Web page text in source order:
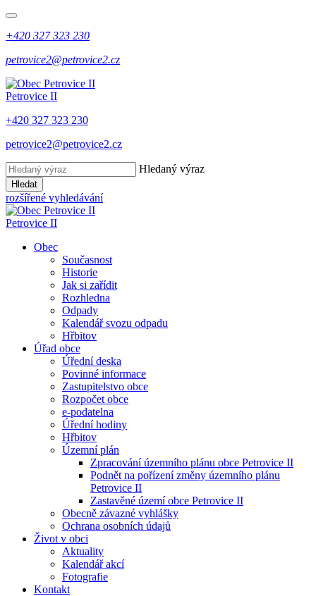
+420 327 323 230
petrovice2@petrovice2.cz
Petrovice II
+420 327 323 230
petrovice2@petrovice2.cz
Hledaný výraz
Hledat
rozšířené vyhledávání
Petrovice II
Obec
Současnost
Historie
Jak si zařídit
Rozhledna
Odpady
Kalendář svozu odpadu
Hřbitov
Úřad obce
Úřední deska
Povinné informace
Zastupitelstvo obce
Rozpočet obce
e-podatelna
Úřední hodiny
Hřbitov
Územní plán
Zpracování územního plánu obce Petrovice II
Podnět na pořízení změny územního plánu
Petrovice II
Zastavěné území obce Petrovice II
Obecně závazné vyhlášky
Ochrana osobních údajů
Život v obci
Aktuality
Kalendář akcí
Fotografie
Kontakt